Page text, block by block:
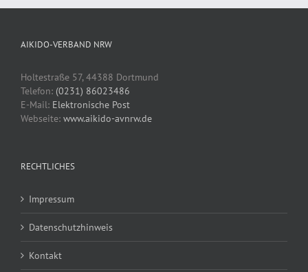
AIKIDO-VERBAND NRW
Holtestraße 57, 44388 Dortmund
Telefon: (0231) 86023486
E-Mail: Elektronische Post
Webseite: www.aikido-avnrw.de
RECHTLICHES
Impressum
Datenschutzhinweis
Kontakt